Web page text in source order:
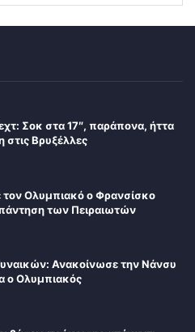
Σοκ στα 17″, παράπονα, ήττα
στις Βρυξέλλες
τον Ολυμπιακό ο Φρανσίσκο
των Πειραιωτών
Ανακοίνωσε την Νάνσυ
ο Ολυμπιακός